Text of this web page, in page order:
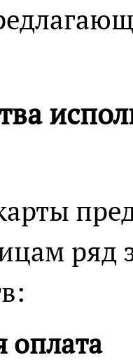
ряд
оплата